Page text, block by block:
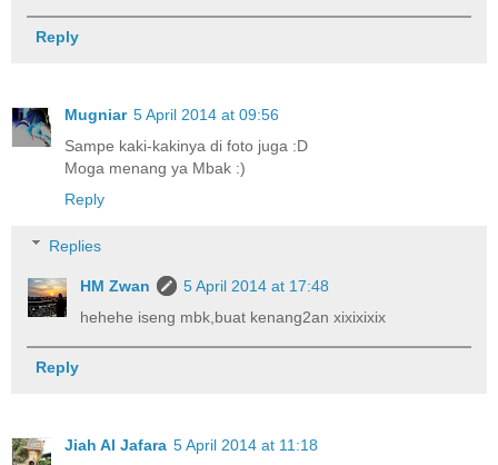
Reply
Mugniar 5 April 2014 at 09:56
Sampe kaki-kakinya di foto juga :D
Moga menang ya Mbak :)
Reply
Replies
HM Zwan
5 April 2014 at 17:48
hehehe iseng mbk,buat kenang2an xixixixix
Reply
Jiah Al Jafara 5 April 2014 at 11:18